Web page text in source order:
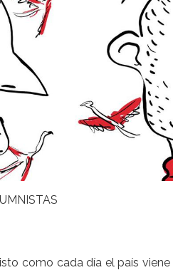
como cada día el país